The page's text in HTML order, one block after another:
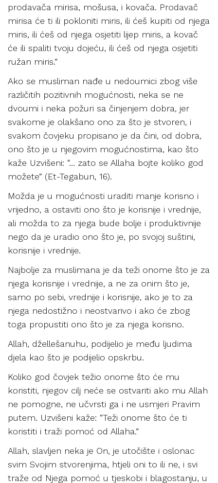
prodavača mirisa, mošusa, i kovača. Prodavač
mirisa će ti ili pokloniti miris, ili ćeš kupiti od njega
miris, ili ćeš od njega osjetiti lijep miris, a kovač
će ili spaliti tvoju dojeću, ili ćeš od njega osjetiti
ružan miris.”
Ako se musliman nađe u nedoumici zbog više
različitih pozitivnih mogućnosti, neka se ne
dvoumi i neka požuri sa činjenjem dobra, jer
svakome je olakšano ono za što je stvoren, i
svakom čovjeku propisano je da čini, od dobra,
ono što je u njegovim mogućnostima, kao što
kaže Uzvišeni: “… zato se Allaha bojte koliko god
možete” (Et-Tegabun, 16).
Možda je u mogućnosti uraditi manje korisno i
vrijedno, a ostaviti ono što je korisnije i vrednije,
ali možda to za njega bude bolje i produktivnije
nego da je uradio ono što je, po svojoj suštini,
korisnije i vrednije.
Najbolje za muslimana je da teži onome što je za
njega korisnije i vrednije, a ne za onim što je,
samo po sebi, vrednije i korisnije, ako je to za
njega nedostižno i neostvarivo i ako će zbog
toga propustiti ono što je za njega korisno.
Allah, džellešanuhu, podijelio je među ljudima
djela kao što je podijelio opskrbu.
Koliko god čovjek težio onome što će mu
koristiti, njegov cilj neće se ostvariti ako mu Allah
ne pomogne, ne učvrsti ga i ne usmjeri Pravim
putem. Uzvišeni kaže: “Teži onome što će ti
koristiti i traži pomoć od Allaha.”
Allah, slavljen neka je On, je utočište i oslonac
svim Svojim stvorenjima, htjeli oni to ili ne, i svi
traže od Njega pomoć u tjeskobi i blagostanju, u